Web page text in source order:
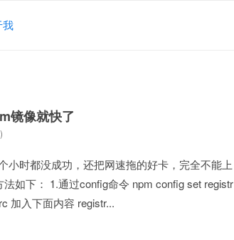
我
镜像就快了
)
小时都没成功，还把网速拖的好卡，完全不能上
如下： 1.通过config命令 npm config set registr
加入下面内容 registr...